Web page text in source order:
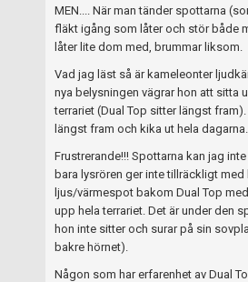
MEN.... När man tänder spottarna
fläkt igång som låter och stör både
låter lite dom med, brummar liksom.
Vad jag läst så är kameleonter
nya belysningen vägrar hon att sitta
terrariet (Dual Top sitter längst
längst fram och kika ut hela dagarna.
Frustrerande!!! Spottarna kan jag
bara lysrören ger inte tillräckligt med
ljus/värmespot bakom Dual Top
upp hela terrariet. Det är under den
hon inte sitter och surar på sin
bakre hörnet).
Någon som har erfarenhet av Dual